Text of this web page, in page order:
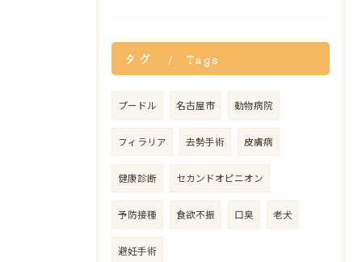
タグ Tags
プードル 名古屋市 動物病院
フィラリア 去勢手術 皮膚病
健康診断 セカンドオピニオン
予防接種 食欲不振 口臭 老犬
避妊手術